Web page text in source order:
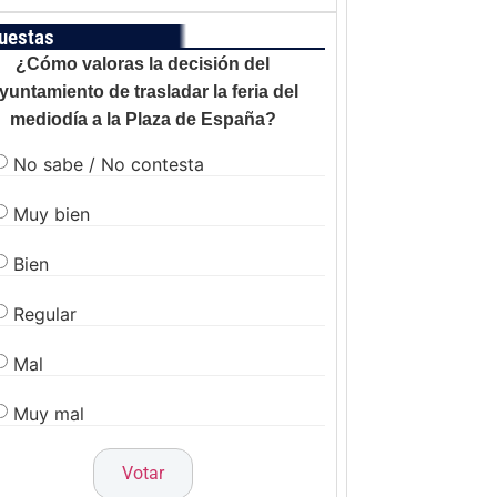
¿Cómo valoras la decisión del
de trasladar la feria del
mediodía a la Plaza de España?
No sabe / No contesta
Muy bien
Bien
Regular
Mal
Muy mal